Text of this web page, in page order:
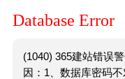
Database Error
(1040) 365建站错误
因：1、数据库密码不